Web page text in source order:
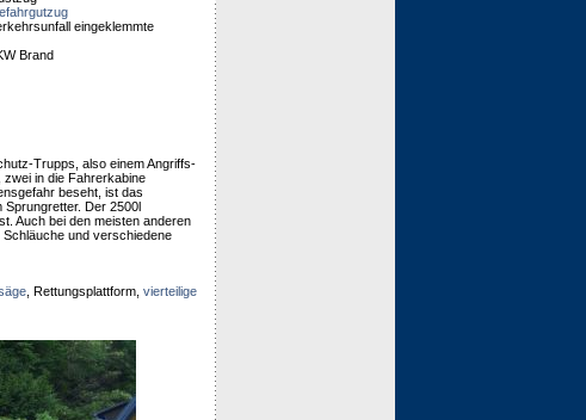
eingeklemmte
Brand
Trupps, also einem Angriffs-
in die Fahrerkabine
beseht, ist das
Der 2500l
Auch bei den meisten anderen
und verschiedene
, Rettungsplattform, vierteilige